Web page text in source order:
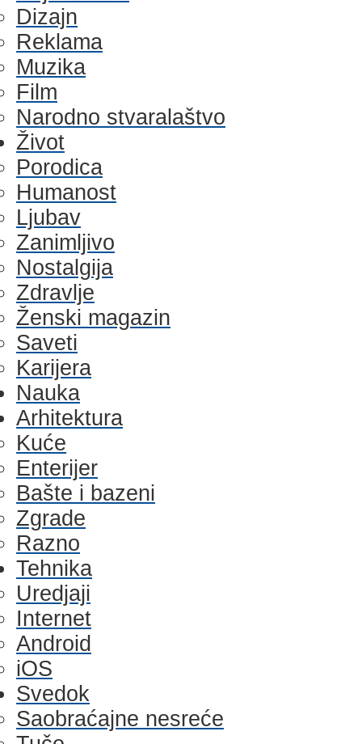
Dizajn
Reklama
Muzika
Film
Narodno stvaralaštvo
Život
Porodica
Humanost
Ljubav
Zanimljivo
Nostalgija
Zdravlje
Ženski magazin
Saveti
Karijera
Nauka
Arhitektura
Kuće
Enterijer
Bašte i bazeni
Zgrade
Razno
Tehnika
Uredjaji
Internet
Android
iOS
Svedok
Saobraćajne nesreće